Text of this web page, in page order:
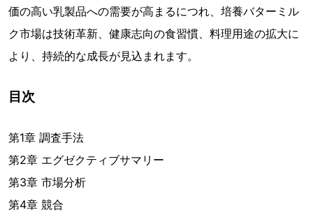
価の高い乳製品への需要が高まるにつれ、培養バターミル
ク市場は技術革新、健康志向の食習慣、料理用途の拡大に
より、持続的な成長が見込まれます。
目次
第1章 調査手法
第2章 エグゼクティブサマリー
第3章 市場分析
第4章 競合